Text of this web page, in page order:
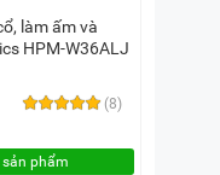
làm ấm và
HPM-W36ALJ
(8)
phẩm